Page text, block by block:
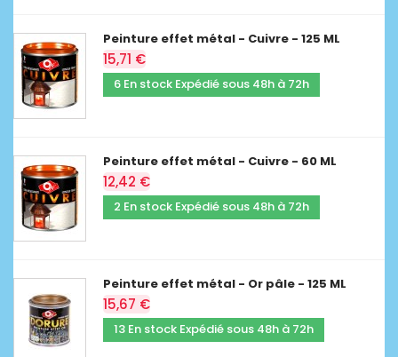
Peinture effet métal - Cuivre - 125 ML
15,71 €
6 En stock Expédié sous 48h à 72h
Peinture effet métal - Cuivre - 60 ML
12,42 €
2 En stock Expédié sous 48h à 72h
Peinture effet métal - Or pâle - 125 ML
15,67 €
13 En stock Expédié sous 48h à 72h